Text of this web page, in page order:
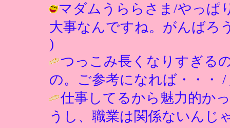
マダムうららさま/やっぱ
大事なんですね。がんばろ
)
つっこみ長くなりすぎる
の。ご参考になれば・・・ /
仕事してるから魅力的か
うし、職業は関係ないんじ